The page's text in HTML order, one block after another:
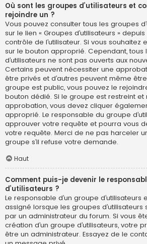
Où sont les groupes d’utilisateurs et
rejoindre un ?
Vous pouvez consulter tous les groupes
sur le lien « Groupes d’utilisateurs »
contrôle de l’utilisateur. Si vous souhaitez
sur le bouton approprié. Cependant, tous
d’utilisateurs ne sont pas ouverts aux
Certains peuvent nécessiter une
être privés et d’autres peuvent même
groupe est public, vous pouvez le
bouton dédié. Si le groupe est restreint et
approbation, vous devez cliquer
approprié. Le responsable du groupe
approuver votre requête et pourra vous
votre requête. Merci de ne pas harceler
groupe s’il refuse votre demande.
Haut
Comment puis-je devenir le
d’utilisateurs ?
Le responsable d’un groupe
assigné lorsque les groupes
par un administrateur du forum. Si vous
création d’un groupe d’utilisateurs, votre
être un administrateur. Essayez de le